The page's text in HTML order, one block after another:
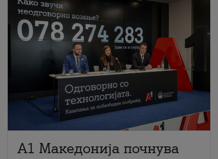
A1 Македонија почнува